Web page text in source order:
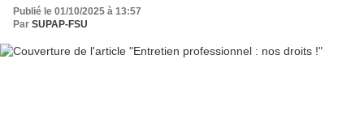
Publié le 01/10/2025 à 13:57
Par SUPAP-FSU